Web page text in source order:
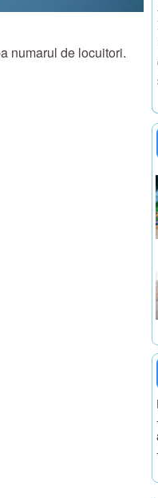
numarul de locuitori.